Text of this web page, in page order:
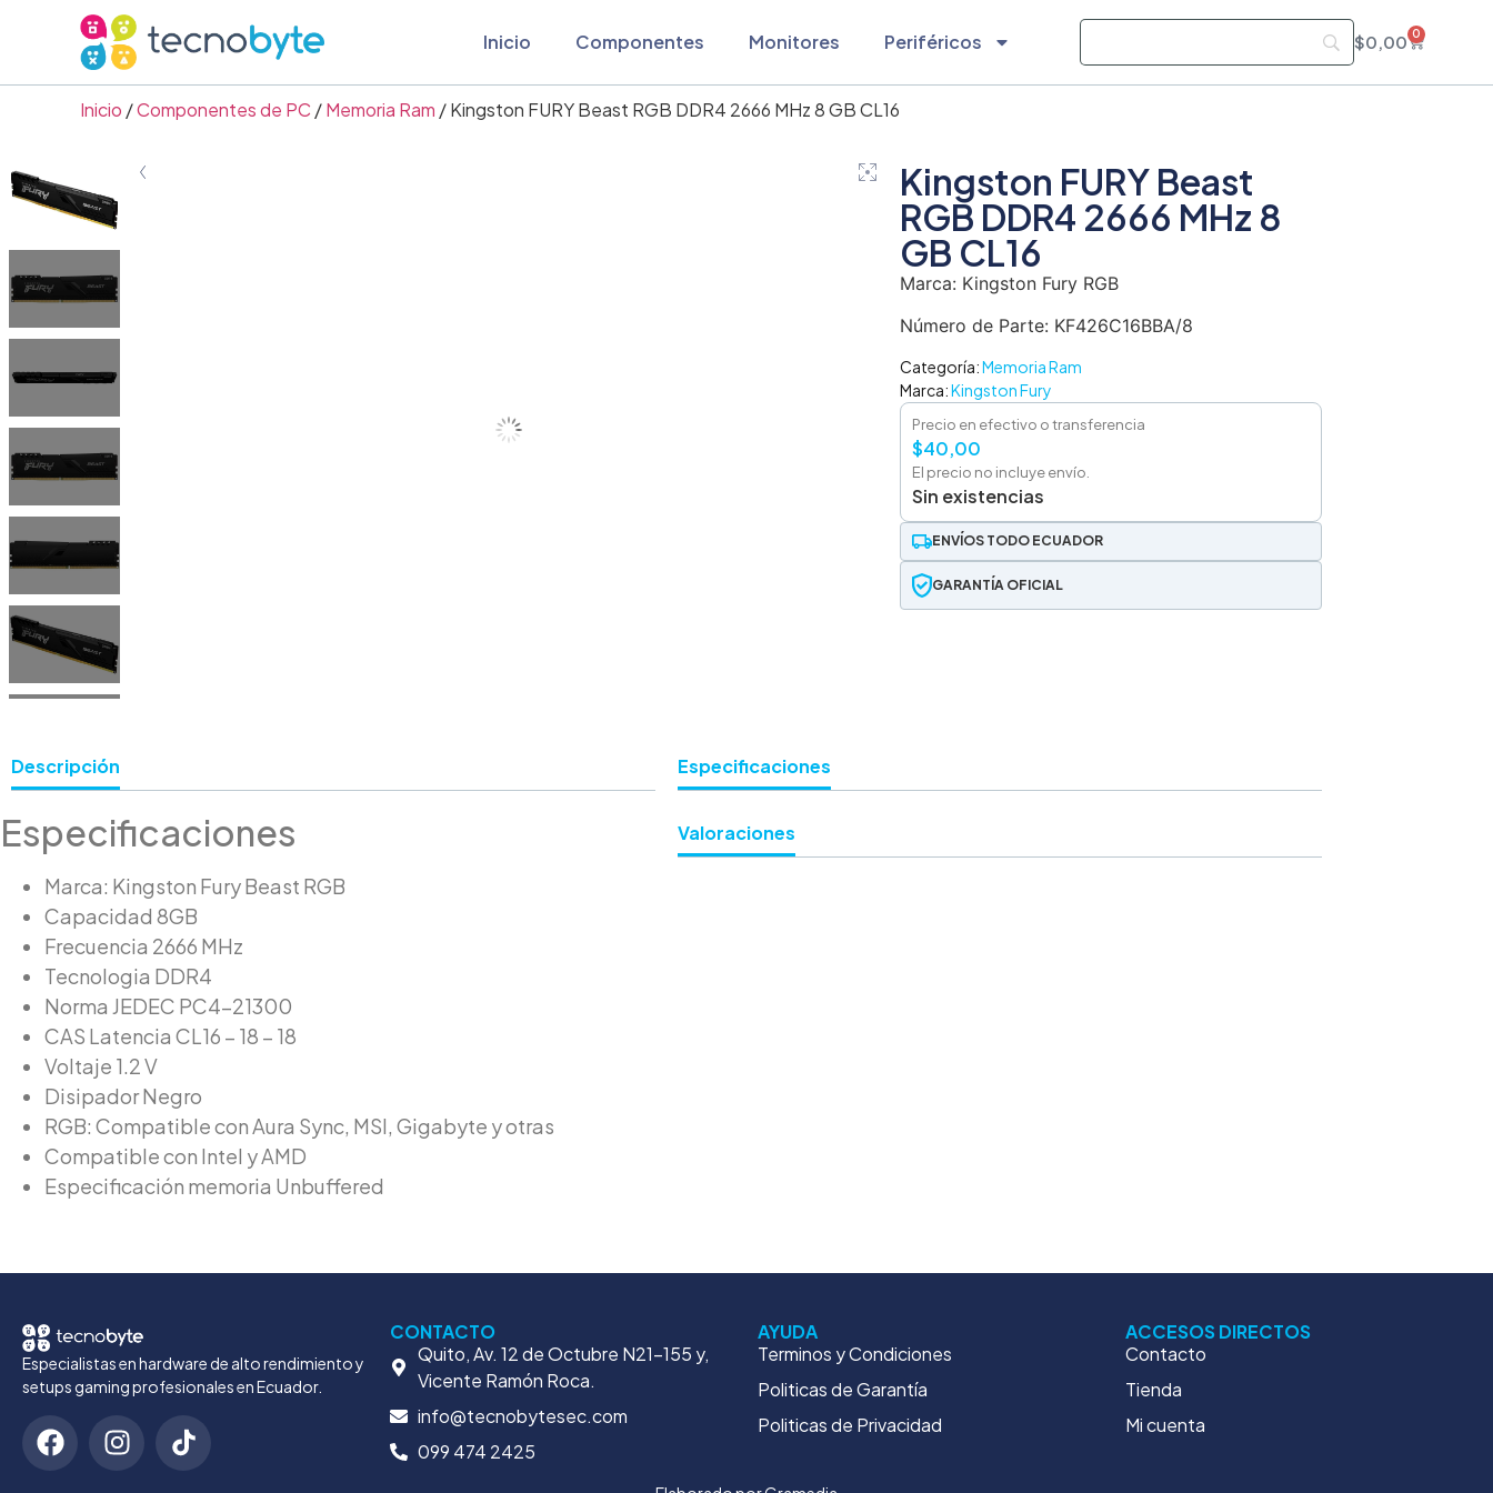
Inicio Componentes Monitores Periféricos $0,00 0
Inicio /Componentes de PC /Memoria Ram / Kingston FURY Beast RGB DDR4 2666 MHz 8 GB CL16
Kingston FURY Beast
RGB DDR4 2666 MHz 8
GB CL16
Marca: Kingston Fury RGB
Número de Parte: KF426C16BBA/8
Categoría:Memoria Ram
Marca:Kingston Fury
Precio en efectivo o transferencia
$40,00
El precio no incluye envío.
Sin existencias
ENVÍOS TODO ECUADOR
GARANTÍA OFICIAL
Descripción
Especificaciones
Marca: Kingston Fury Beast RGB
Capacidad 8GB
Frecuencia 2666 MHz
Tecnologia DDR4
Norma JEDEC PC4-21300
CAS Latencia CL16 – 18 – 18
Voltaje 1.2 V
Disipador Negro
RGB: Compatible con Aura Sync, MSI, Gigabyte y otras
Compatible con Intel y AMD
Especificación memoria Unbuffered
Especificaciones
Valoraciones
Especialistas en hardware de alto rendimiento y
setups gaming profesionales en Ecuador.
CONTACTO
Quito, Av. 12 de Octubre N21-155 y,
Vicente Ramón Roca.
info@tecnobytesec.com
099 474 2425
AYUDA
Terminos y Condiciones
Politicas de Garantía
Politicas de Privacidad
ACCESOS DIRECTOS
Contacto
Tienda
Mi cuenta